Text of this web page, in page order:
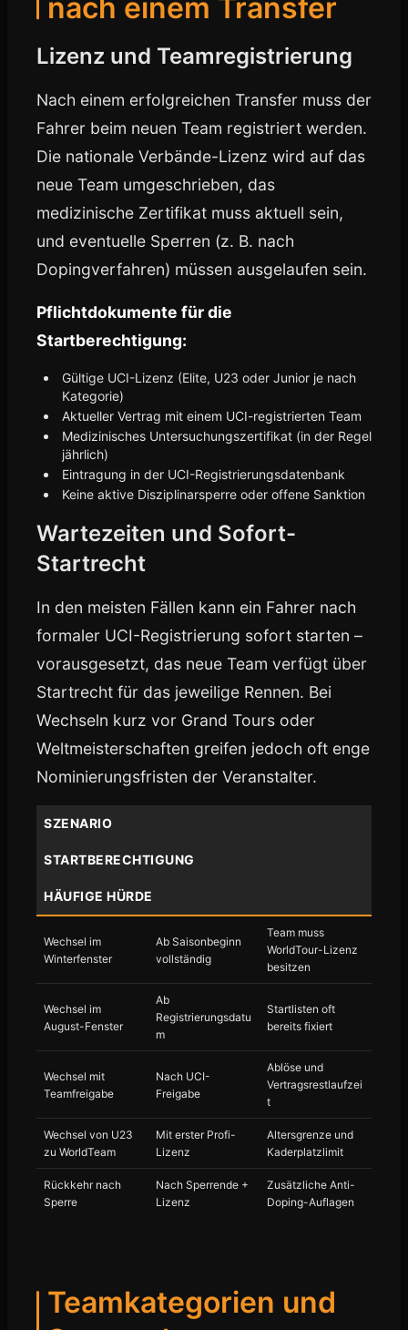
nach einem Transfer
Lizenz und Teamregistrierung
Nach einem erfolgreichen Transfer muss der
Fahrer beim neuen Team registriert werden.
Die nationale Verbände-Lizenz wird auf das
neue Team umgeschrieben, das
medizinische Zertifikat muss aktuell sein,
und eventuelle Sperren (z. B. nach
Dopingverfahren) müssen ausgelaufen sein.
Pflichtdokumente für die
Startberechtigung:
Gültige UCI-Lizenz (Elite, U23 oder Junior je nach
Kategorie)
Aktueller Vertrag mit einem UCI-registrierten Team
Medizinisches Untersuchungszertifikat (in der Regel
jährlich)
Eintragung in der UCI-Registrierungsdatenbank
Keine aktive Disziplinarsperre oder offene Sanktion
Wartezeiten und Sofort-
Startrecht
In den meisten Fällen kann ein Fahrer nach
formaler UCI-Registrierung sofort starten –
vorausgesetzt, das neue Team verfügt über
Startrecht für das jeweilige Rennen. Bei
Wechseln kurz vor Grand Tours oder
Weltmeisterschaften greifen jedoch oft enge
Nominierungsfristen der Veranstalter.
SZENARIO
STARTBERECHTIGUNG
HÄUFIGE HÜRDE
Wechsel im
Winterfenster
Ab Saisonbeginn
vollständig
Team muss
WorldTour-Lizenz
besitzen
Wechsel im
August-Fenster
Ab
Registrierungsdatu
m
Startlisten oft
bereits fixiert
Wechsel mit
Teamfreigabe
Nach UCI-
Freigabe
Ablöse und
Vertragsrestlaufzei
t
Wechsel von U23
zu WorldTeam
Mit erster Profi-
Lizenz
Altersgrenze und
Kaderplatzlimit
Rückkehr nach
Sperre
Nach Sperrende +
Lizenz
Zusätzliche Anti-
Doping-Auflagen
Teamkategorien und